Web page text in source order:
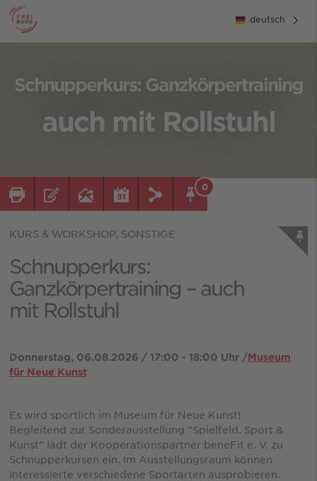
deutsch
Schnupperkurs: Ganzkörpertraining
auch mit Rollstuhl
0
KURS & WORKSHOP, SONSTIGE
Schnupperkurs:
Ganzkörpertraining – auch
mit Rollstuhl
Donnerstag, 06.08.2026 / 17:00 - 18:00 Uhr /Museum
für Neue Kunst
Es wird sportlich im Museum für Neue Kunst!
Begleitend zur Sonderausstellung "Spielfeld. Sport &
Kunst" lädt der Kooperationspartner beneFit e. V. zu
Schnupperkursen ein. Im Ausstellungsraum können
Interessierte verschiedene Sportarten ausprobieren.